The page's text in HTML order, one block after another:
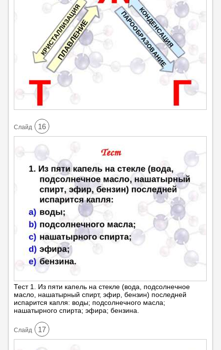
Cлайд 16
Тест 1. Из пяти капель на стекле (вода, подсолнечное
масло, нашатырный спирт, эфир, бензин) последней
испарится капля: воды; подсолнечного масла;
нашатырного спирта; эфира; бензина.
Cлайд 17